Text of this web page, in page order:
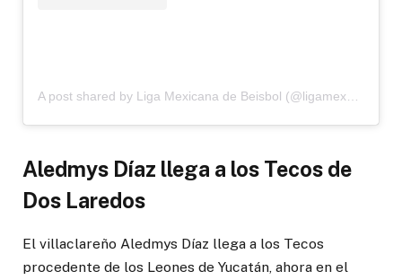
A post shared by Liga Mexicana de Beisbol (@ligamexbeis)
Aledmys Díaz llega a los Tecos de
Dos Laredos
El villaclareño Aledmys Díaz llega a los Tecos
procedente de los Leones de Yucatán, ahora en el